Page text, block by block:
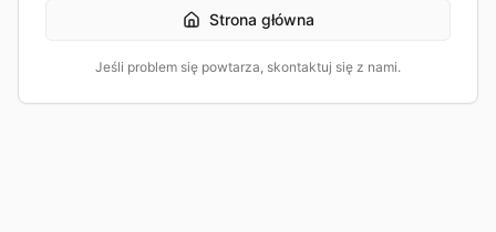
Strona główna
Jeśli problem się powtarza, skontaktuj się z nami.